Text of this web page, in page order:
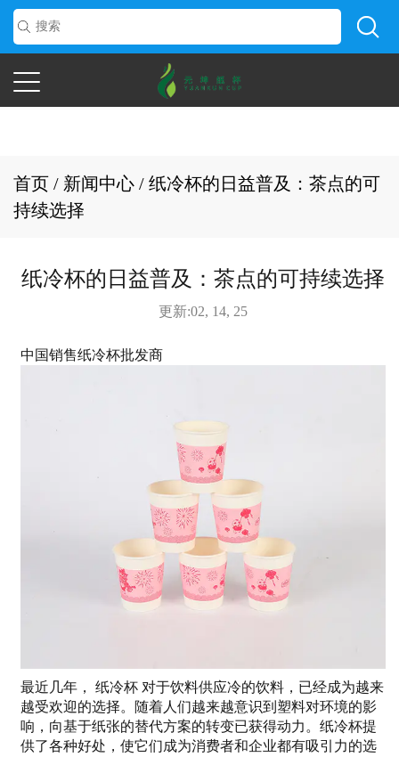
首页 / 新闻中心 / 纸冷杯的日益普及：茶点的可
持续选择
纸冷杯的日益普及：茶点的可持续选择
更新:02, 14, 25
中国销售纸冷杯批发商
最近几年，纸冷杯 对于饮料供应冷的饮料，已经成为越来
越受欢迎的选择。随着人们越来越意识到塑料对环境的影
响，向基于纸张的替代方案的转变已获得动力。纸冷杯提
供了各种好处，使它们成为消费者和企业都有吸引力的选